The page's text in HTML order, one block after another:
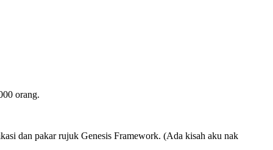
orang.
dan pakar rujuk Genesis Framework. (Ada kisah aku nak